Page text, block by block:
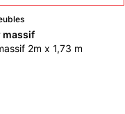
massif
2m x 1,73 m